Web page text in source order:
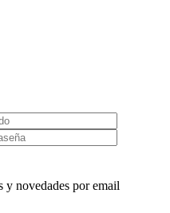
y novedades por email